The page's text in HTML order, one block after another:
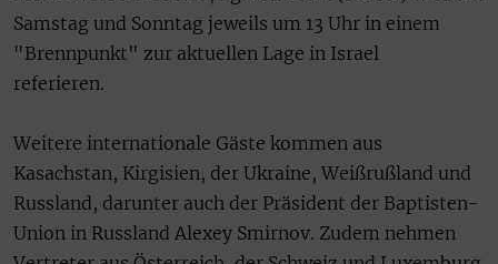
Samstag und Sonntag jeweils um 13 Uhr in einem
"Brennpunkt" zur aktuellen Lage in Israel
referieren.
Weitere internationale Gäste kommen aus
Kasachstan, Kirgisien, der Ukraine, Weißrußland und
Russland, darunter auch der Präsident der Baptisten-
Union in Russland Alexey Smirnov. Zudem nehmen